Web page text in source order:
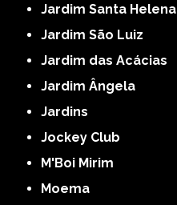
Jardim Santa Helena
Jardim São Luiz
Jardim das Acácias
Jardim Ângela
Jardins
Jockey Club
M'Boi Mirim
Moema